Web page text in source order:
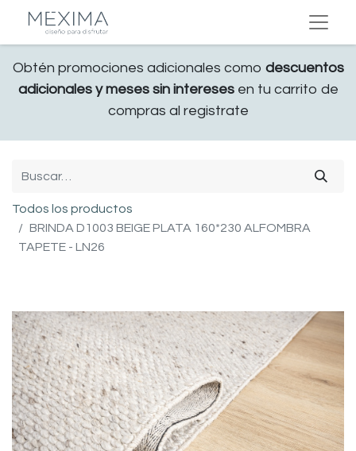
Obtén promociones adicionales como descuentos
adicionales y meses sin interesesen tu carrito de
compras al registrate
Todos los productos
BRINDA D1003 BEIGE PLATA 160*230 ALFOMBRA
TAPETE - LN26